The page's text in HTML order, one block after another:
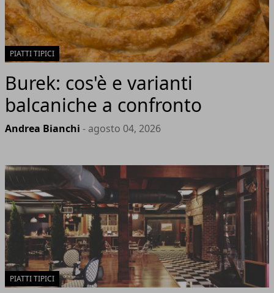
PIATTI TIPICI
Burek: cos'è e varianti
balcaniche a confronto
Andrea Bianchi - agosto 04, 2026
PIATTI TIPICI